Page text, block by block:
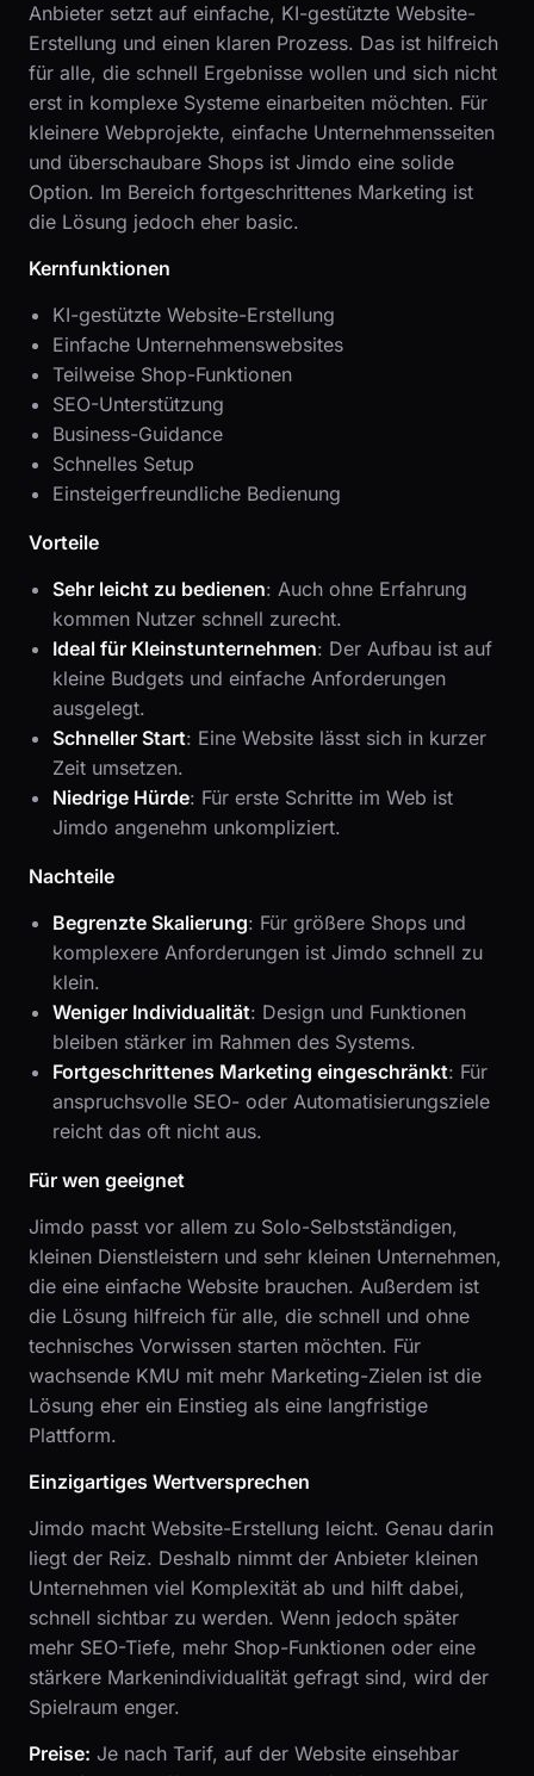
Anbieter setzt auf einfache, KI-gestützte Website-
Erstellung und einen klaren Prozess. Das ist hilfreich
für alle, die schnell Ergebnisse wollen und sich nicht
erst in komplexe Systeme einarbeiten möchten. Für
kleinere Webprojekte, einfache Unternehmensseiten
und überschaubare Shops ist Jimdo eine solide
Option. Im Bereich fortgeschrittenes Marketing ist
die Lösung jedoch eher basic.
Kernfunktionen
KI-gestützte Website-Erstellung
Einfache Unternehmenswebsites
Teilweise Shop-Funktionen
SEO-Unterstützung
Business-Guidance
Schnelles Setup
Einsteigerfreundliche Bedienung
Vorteile
Sehr leicht zu bedienen: Auch ohne Erfahrung
kommen Nutzer schnell zurecht.
Ideal für Kleinstunternehmen: Der Aufbau ist auf
kleine Budgets und einfache Anforderungen
ausgelegt.
Schneller Start: Eine Website lässt sich in kurzer
Zeit umsetzen.
Niedrige Hürde: Für erste Schritte im Web ist
Jimdo angenehm unkompliziert.
Nachteile
Begrenzte Skalierung: Für größere Shops und
komplexere Anforderungen ist Jimdo schnell zu
klein.
Weniger Individualität: Design und Funktionen
bleiben stärker im Rahmen des Systems.
Fortgeschrittenes Marketing eingeschränkt: Für
anspruchsvolle SEO- oder Automatisierungsziele
reicht das oft nicht aus.
Für wen geeignet
Jimdo passt vor allem zu Solo-Selbstständigen,
kleinen Dienstleistern und sehr kleinen Unternehmen,
die eine einfache Website brauchen. Außerdem ist
die Lösung hilfreich für alle, die schnell und ohne
technisches Vorwissen starten möchten. Für
wachsende KMU mit mehr Marketing-Zielen ist die
Lösung eher ein Einstieg als eine langfristige
Plattform.
Einzigartiges Wertversprechen
Jimdo macht Website-Erstellung leicht. Genau darin
liegt der Reiz. Deshalb nimmt der Anbieter kleinen
Unternehmen viel Komplexität ab und hilft dabei,
schnell sichtbar zu werden. Wenn jedoch später
mehr SEO-Tiefe, mehr Shop-Funktionen oder eine
stärkere Markenindividualität gefragt sind, wird der
Spielraum enger.
Preise: Je nach Tarif, auf der Website einsehbar